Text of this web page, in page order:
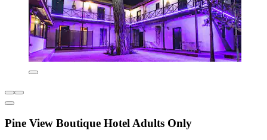
Pine View Boutique Hotel Adults Only